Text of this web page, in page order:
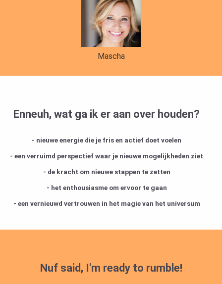
Mascha
Enneuh, wat ga ik er aan over houden?
- nieuwe energie die je fris en actief doet voelen
- een verruimd perspectief waar je nieuwe mogelijkheden ziet
- de kracht om nieuwe stappen te zetten
- het enthousiasme om ervoor te gaan
- een vernieuwd vertrouwen in het magie van het universum
Nuf said, I'm ready to rumble!